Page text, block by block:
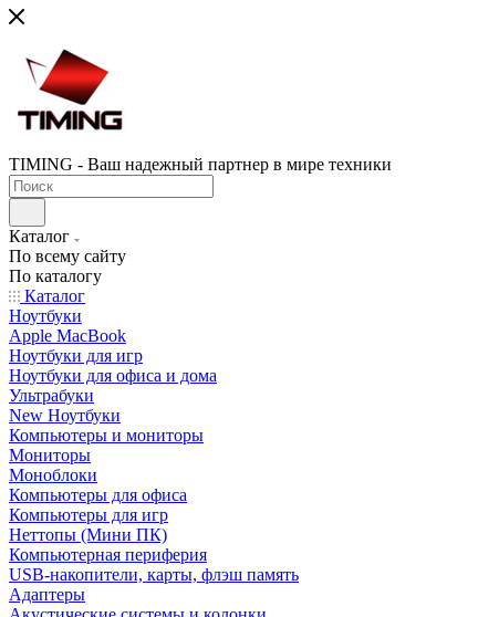
TIMING - Ваш надежный партнер в мире техники
Каталог
По всему сайту
По каталогу
Каталог
Ноутбуки
Apple MacBook
Ноутбуки для игр
Ноутбуки для офиса и дома
Ультрабуки
New Ноутбуки
Компьютеры и мониторы
Мониторы
Моноблоки
Компьютеры для офиса
Компьютеры для игр
Неттопы (Мини ПК)
Компьютерная периферия
USB-накопители, карты, флэш память
Адаптеры